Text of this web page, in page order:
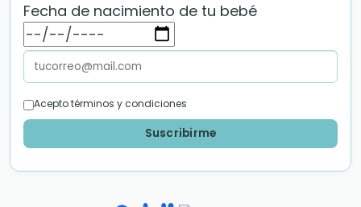
Fecha de nacimiento de tu bebé
Acepto términos y condiciones